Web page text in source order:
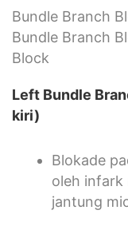
Bundle Branch
Bundle Branch
Block
Left Bundle
kiri)
Blokade
oleh infark
jantung